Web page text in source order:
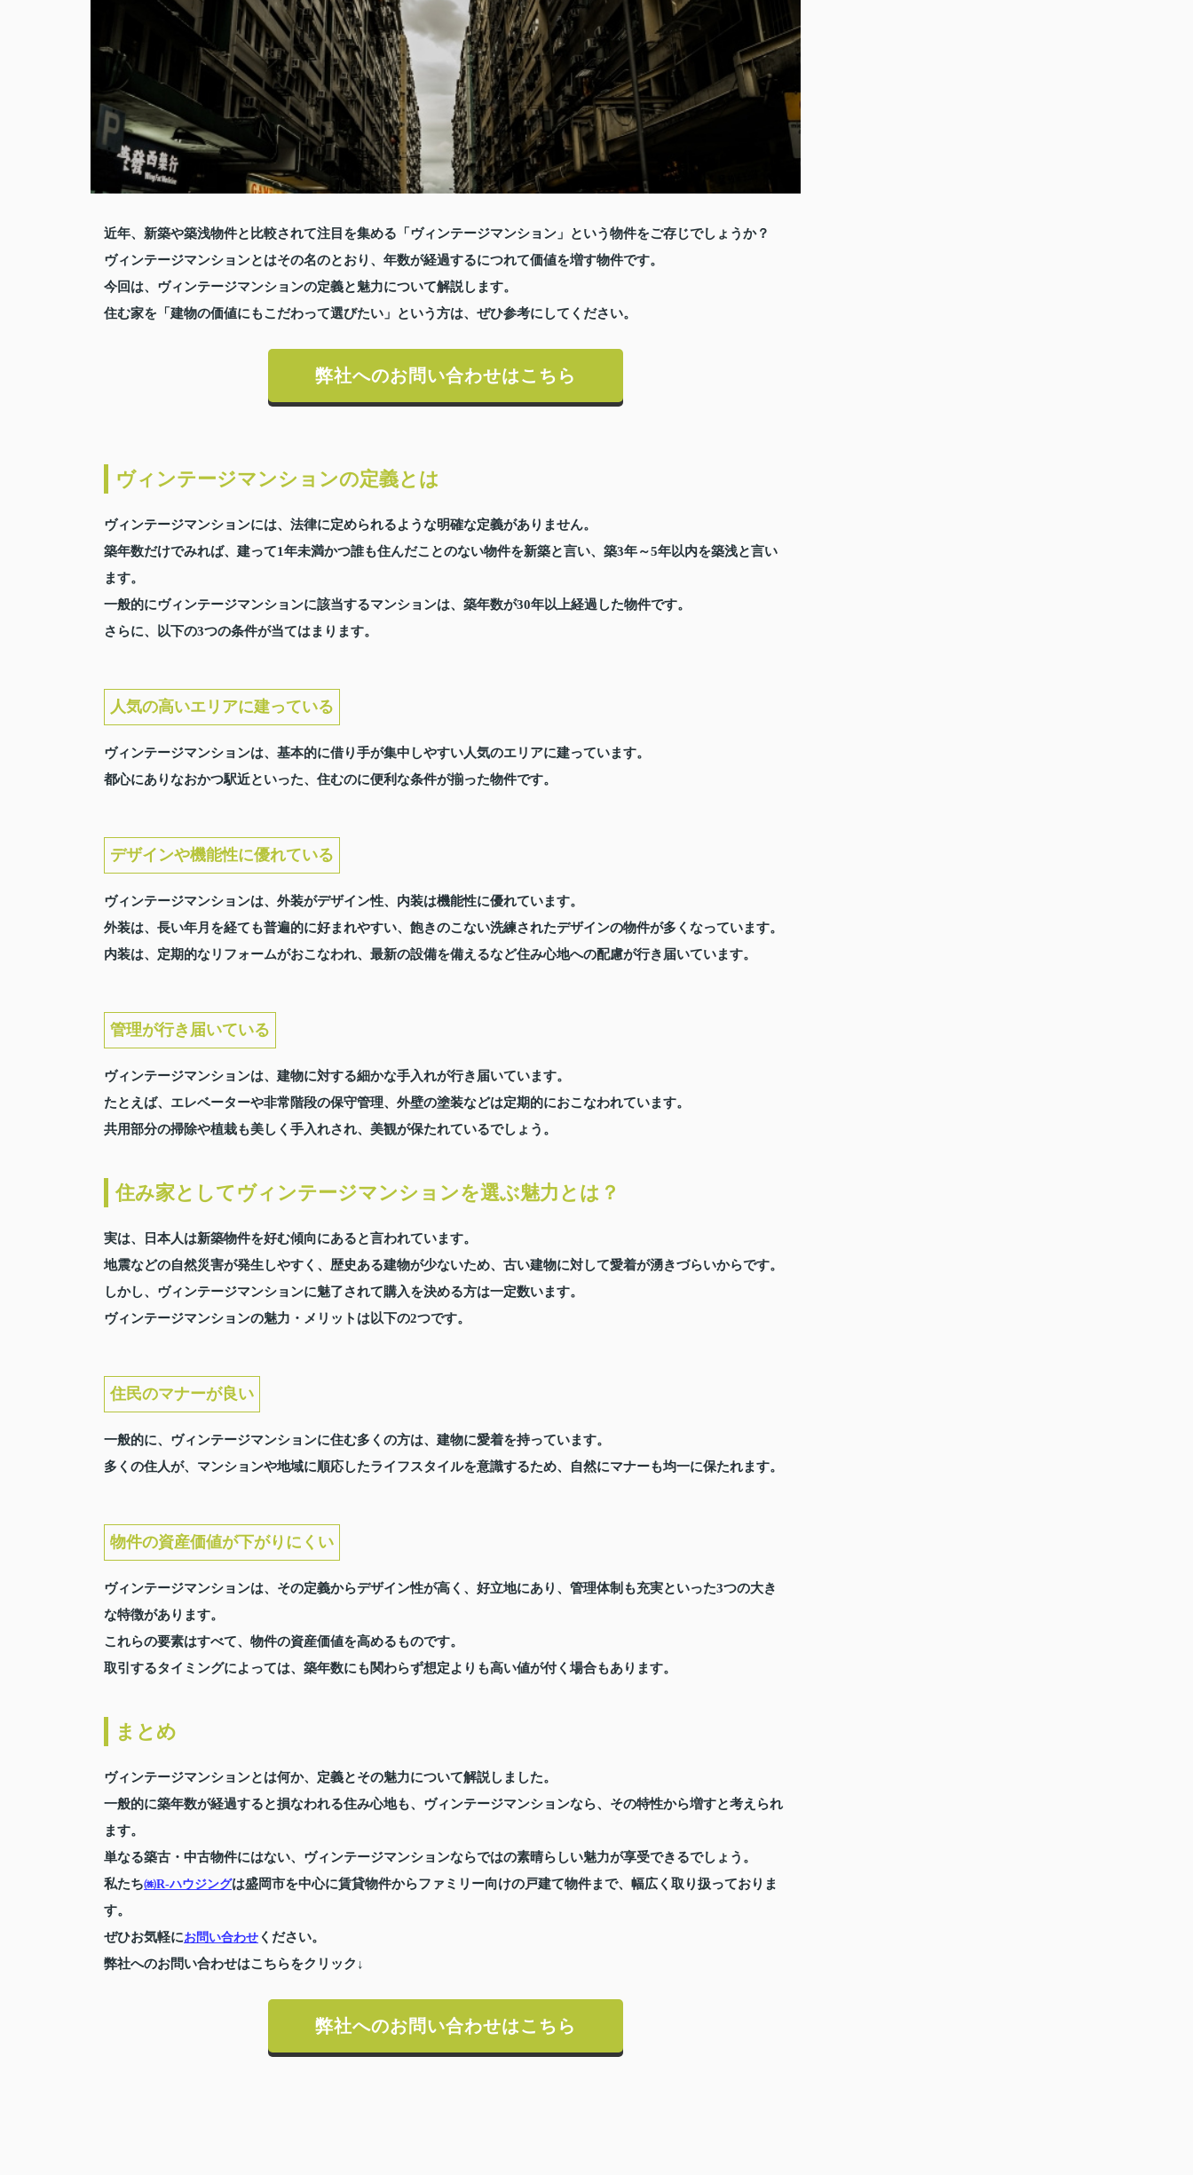
近年、新築や築浅物件と比較されて注目を集める「ヴィンテージマンション」という物件をご存じでしょうか？
ヴィンテージマンションとはその名のとおり、年数が経過するにつれて価値を増す物件です。
今回は、ヴィンテージマンションの定義と魅力について解説します。
住む家を「建物の価値にもこだわって選びたい」という方は、ぜひ参考にしてください。
弊社へのお問い合わせはこちら
ヴィンテージマンションの定義とは
ヴィンテージマンションには、法律に定められるような明確な定義がありません。
築年数だけでみれば、建って1年未満かつ誰も住んだことのない物件を新築と言い、築3年～5年以内を築浅と言い
ます。
一般的にヴィンテージマンションに該当するマンションは、築年数が30年以上経過した物件です。
さらに、以下の3つの条件が当てはまります。
人気の高いエリアに建っている
ヴィンテージマンションは、基本的に借り手が集中しやすい人気のエリアに建っています。
都心にありなおかつ駅近といった、住むのに便利な条件が揃った物件です。
デザインや機能性に優れている
ヴィンテージマンションは、外装がデザイン性、内装は機能性に優れています。
外装は、長い年月を経ても普遍的に好まれやすい、飽きのこない洗練されたデザインの物件が多くなっています。
内装は、定期的なリフォームがおこなわれ、最新の設備を備えるなど住み心地への配慮が行き届いています。
管理が行き届いている
ヴィンテージマンションは、建物に対する細かな手入れが行き届いています。
たとえば、エレベーターや非常階段の保守管理、外壁の塗装などは定期的におこなわれています。
共用部分の掃除や植栽も美しく手入れされ、美観が保たれているでしょう。
住み家としてヴィンテージマンションを選ぶ魅力とは？
実は、日本人は新築物件を好む傾向にあると言われています。
地震などの自然災害が発生しやすく、歴史ある建物が少ないため、古い建物に対して愛着が湧きづらいからです。
しかし、ヴィンテージマンションに魅了されて購入を決める方は一定数います。
ヴィンテージマンションの魅力・メリットは以下の2つです。
住民のマナーが良い
一般的に、ヴィンテージマンションに住む多くの方は、建物に愛着を持っています。
多くの住人が、マンションや地域に順応したライフスタイルを意識するため、自然にマナーも均一に保たれます。
物件の資産価値が下がりにくい
ヴィンテージマンションは、その定義からデザイン性が高く、好立地にあり、管理体制も充実といった3つの大き
な特徴があります。
これらの要素はすべて、物件の資産価値を高めるものです。
取引するタイミングによっては、築年数にも関わらず想定よりも高い値が付く場合もあります。
まとめ
ヴィンテージマンションとは何か、定義とその魅力について解説しました。
一般的に築年数が経過すると損なわれる住み心地も、ヴィンテージマンションなら、その特性から増すと考えられ
ます。
単なる築古・中古物件にはない、ヴィンテージマンションならではの素晴らしい魅力が享受できるでしょう。
私たち㈱R-ハウジングは盛岡市を中心に賃貸物件からファミリー向けの戸建て物件まで、幅広く取り扱っておりま
す。
ぜひお気軽にお問い合わせ ください。
弊社へのお問い合わせはこちらをクリック↓
弊社へのお問い合わせはこちら